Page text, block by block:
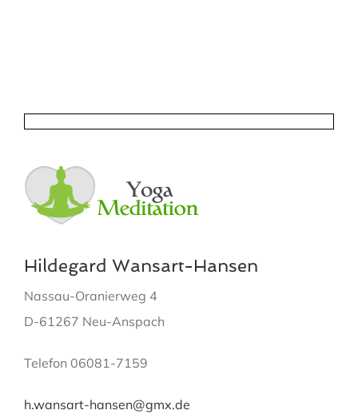
Hildegard Wansart-Hansen
Nassau-Oranierweg 4
D-61267 Neu-Anspach
Telefon 06081-7159
h.wansart-hansen@gmx.de